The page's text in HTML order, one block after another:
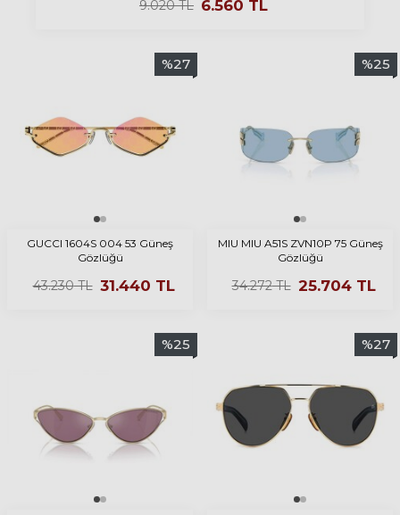
9.020TL 6.560 TL
%27
GUCCI 1604S 004 53 Güneş
Gözlüğü
43.230TL 31.440 TL
%25
MIU MIU A51S ZVN10P 75 Güneş
Gözlüğü
34.272TL 25.704TL
%25 %27